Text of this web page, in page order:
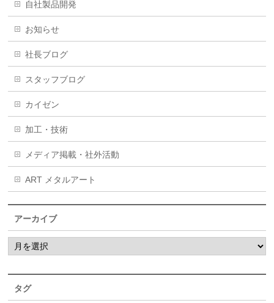
自社製品開発
お知らせ
社長ブログ
スタッフブログ
カイゼン
加工・技術
メディア掲載・社外活動
ART メタルアート
アーカイブ
タグ